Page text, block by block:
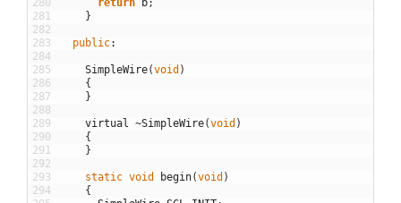
280
281
282
283
284
285
286
287
288
289
290
291
292
293
294
return
b;
}
public:
SimpleWire(void )
{
}
virtual ~SimpleWire(void )
{
}
static void begin(void )
{